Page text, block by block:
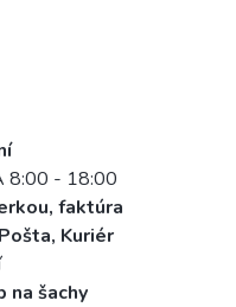
8:00 - 18:00
faktúra
Kuriér
na šachy